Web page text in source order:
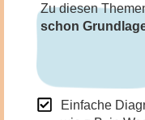
Zu diesen
schon
Einfache